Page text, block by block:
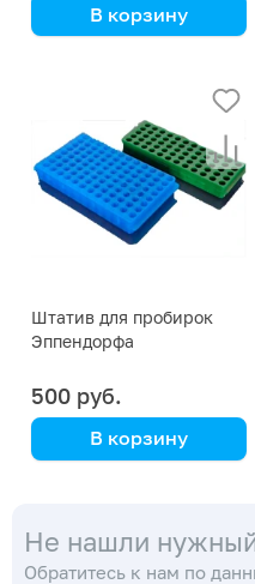
В корзину
Штатив для пробирок
Эппендорфа
500 руб.
В корзину
Не нашли
Обратитесь к нам по